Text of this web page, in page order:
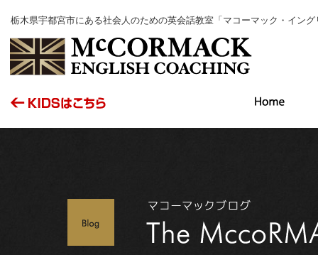
栃木県宇都宮市にある社会人のための英会話教室「マコーマック・イン